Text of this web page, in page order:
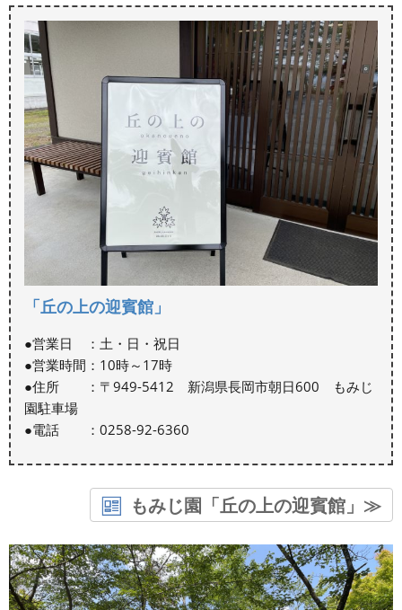
「丘の上の迎賓館」
●営業日 ：土・日・祝日
●営業時間：10時～17時
●住所 ：〒949-5412 新潟県長岡市朝日600 もみじ
園駐車場
●電話 ：0258-92-6360
もみじ園「丘の上の迎賓館」≫